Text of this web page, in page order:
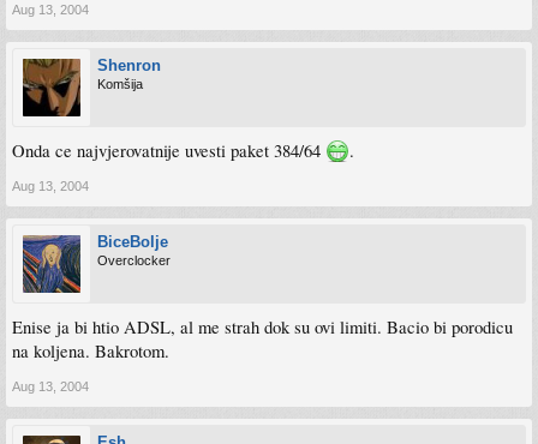
Aug 13, 2004
Shenron
Komšija
Onda ce najvjerovatnije uvesti paket 384/64 .
Aug 13, 2004
BiceBolje
Overclocker
Enise ja bi htio ADSL, al me strah dok su ovi limiti. Bacio bi porodicu
na koljena. Bakrotom.
Aug 13, 2004